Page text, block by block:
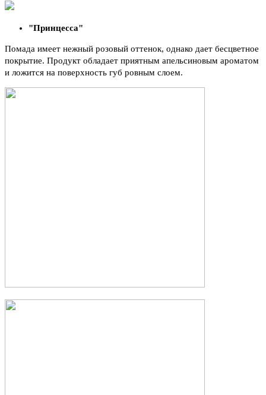
"Принцесса"
Помада имеет нежный розовый оттенок, однако дает бесцветное
покрытие. Продукт обладает приятным апельсиновым ароматом
и ложится на поверхность губ ровным слоем.